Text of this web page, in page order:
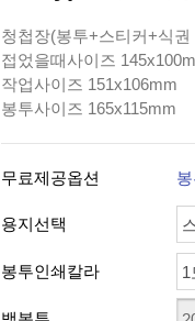
청첩장(봉투+스티커+식권
접었을때사이즈
작업사이즈 151x106mm
봉투사이즈 165x115mm
무료제공옵션
용지선택
봉투인쇄칼라 1